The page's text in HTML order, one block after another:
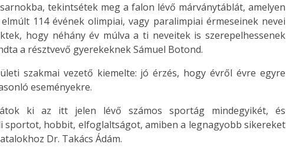
tekintsétek meg a falon lévő márványtáblát, amelyen
114 évének olimpiai, vagy paralimpiai érmeseinek nevei
hogy néhány év múlva a ti neveitek is szerepelhessenek
a résztvevő gyerekeknek Sámuel Botond.
szakmai vezető kiemelte: jó érzés, hogy évről évre egyre
eseményekre.
ki az itt jelen lévő számos sportág mindegyikét, és
sportot, hobbit, elfoglaltságot, amiben a legnagyobb sikereket
Dr. Takács Ádám.